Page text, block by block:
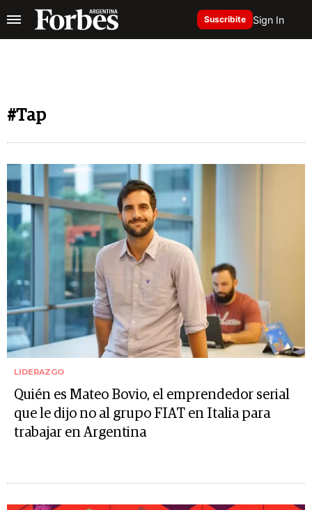
Suscribite Sign In
#Tap
LIDERAZGO
Quién es Mateo Bovio, el emprendedor serial
que le dijo no al grupo FIAT en Italia para
trabajar en Argentina